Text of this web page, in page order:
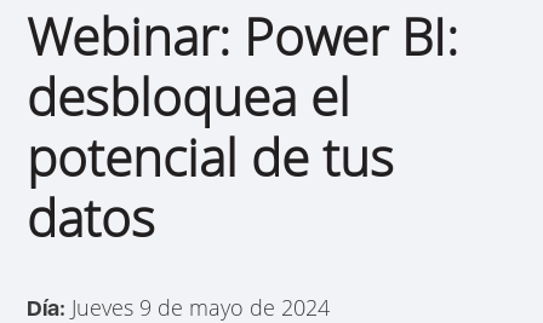
Webinar: Power BI:
desbloquea el
potencial de tus
datos
Día: Jueves 9 de mayo de 2024